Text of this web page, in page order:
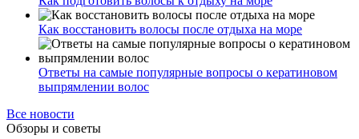
Как восстановить волосы после отдыха на море
Ответы на самые популярные вопросы о кератиновом
выпрямлении волос
Все новости
Обзоры и советы